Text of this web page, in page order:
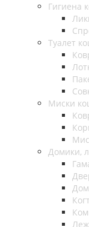
Гигиена
Туалет
Миски
Домики,